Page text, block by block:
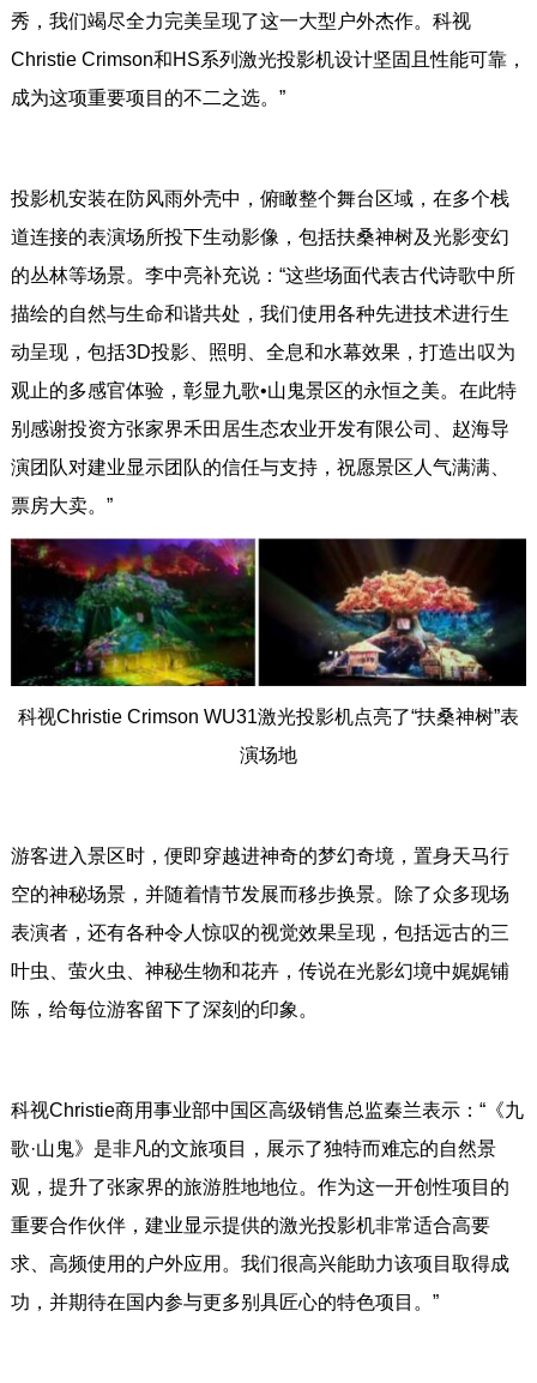
秀，我们竭尽全力完美呈现了这一大型户外杰作。科视
Christie Crimson和HS系列激光投影机设计坚固且性能可靠，
成为这项重要项目的不二之选。”
投影机安装在防风雨外壳中，俯瞰整个舞台区域，在多个栈
道连接的表演场所投下生动影像，包括扶桑神树及光影变幻
的丛林等场景。李中亮补充说：“这些场面代表古代诗歌中所
描绘的自然与生命和谐共处，我们使用各种先进技术进行生
动呈现，包括3D投影、照明、全息和水幕效果，打造出叹为
观止的多感官体验，彰显九歌•山鬼景区的永恒之美。在此特
别感谢投资方张家界禾田居生态农业开发有限公司、赵海导
演团队对建业显示团队的信任与支持，祝愿景区人气满满、
票房大卖。”
科视Christie Crimson WU31激光投影机点亮了“扶桑神树”表
演场地
游客进入景区时，便即穿越进神奇的梦幻奇境，置身天马行
空的神秘场景，并随着情节发展而移步换景。除了众多现场
表演者，还有各种令人惊叹的视觉效果呈现，包括远古的三
叶虫、萤火虫、神秘生物和花卉，传说在光影幻境中娓娓铺
陈，给每位游客留下了深刻的印象。
科视Christie商用事业部中国区高级销售总监秦兰表示：“《九
歌·山鬼》是非凡的文旅项目，展示了独特而难忘的自然景
观，提升了张家界的旅游胜地地位。作为这一开创性项目的
重要合作伙伴，建业显示提供的激光投影机非常适合高要
求、高频使用的户外应用。我们很高兴能助力该项目取得成
功，并期待在国内参与更多别具匠心的特色项目。”